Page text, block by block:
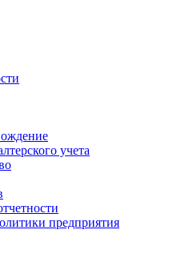
учета
предприятия